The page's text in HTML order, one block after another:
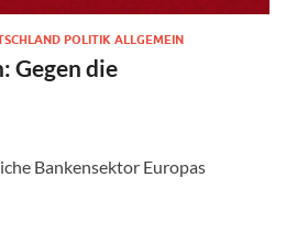
POLITIK ALLGEMEIN
Gegen die
Bankensektor Europas